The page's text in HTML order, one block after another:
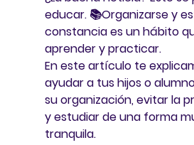
educar. 📚Organizarse y
constancia es un hábito
aprender y practicar.
En este artículo te
ayudar a tus hijos o
su organización, evitar la
y estudiar de una forma
tranquila.